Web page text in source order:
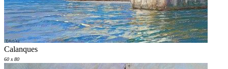
Calanques
60 x 80